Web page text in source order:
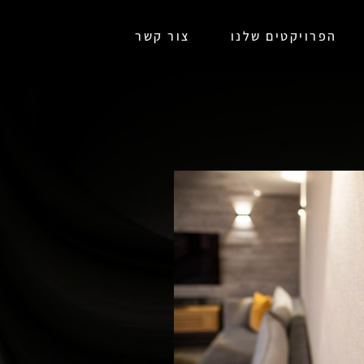
הפרויקטים שלנו צור קשר